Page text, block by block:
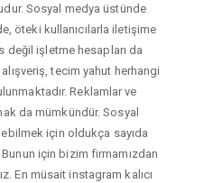
Sosyal medya üstünde
öteki kullanıcılarla iletişime
değil işletme hesapları da
tecim yahut herhangi
Reklamlar ve
da mümkündür. Sosyal
için oldukça sayıda
için bizim firmamızdan
En müsait instagram kalıcı